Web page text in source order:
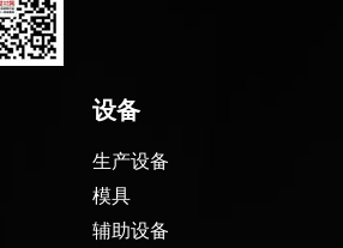
设备
生产设备
模具
辅助设备